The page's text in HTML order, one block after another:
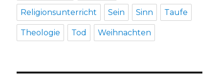
Religionsunterricht Sein Sinn Taufe
Theologie Tod Weihnachten